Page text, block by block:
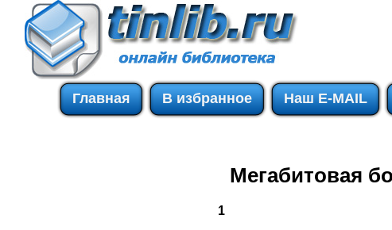
Главная В избранное Наш E-MAIL
Мегабитовая
1